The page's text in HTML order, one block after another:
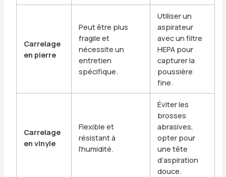
Carrelage
en pierre
Peut être plus
fragile et
nécessite un
entretien
spécifique.
Utiliser un
aspirateur
avec un filtre
HEPA pour
capturer la
poussière
fine.
Carrelage
en vinyle
Flexible et
résistant à
l’humidité.
Éviter les
brosses
abrasives,
opter pour
une tête
d’aspiration
douce.